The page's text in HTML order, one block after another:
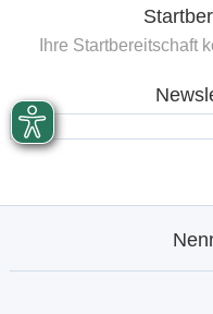
Ihre Startbereitschaft